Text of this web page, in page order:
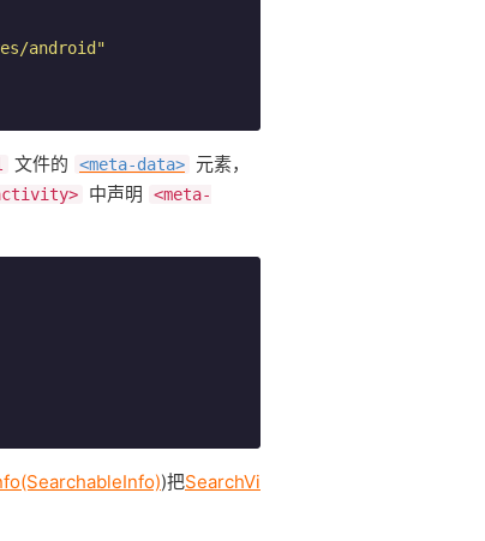
android"
文件的 <meta-data> 元素，
中声明
<meta-
)把SearchVi